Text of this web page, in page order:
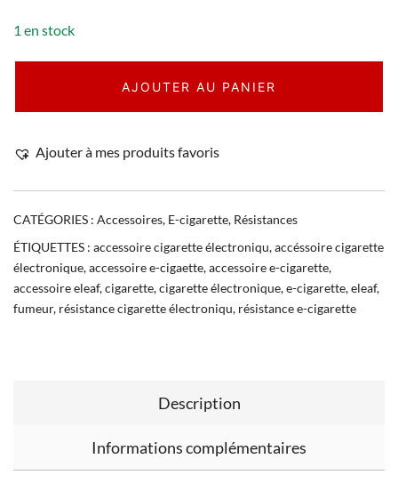
1 en stock
AJOUTER AU PANIER
Ajouter à mes produits favoris
CATÉGORIES : Accessoires, E-cigarette, Résistances
ÉTIQUETTES : accessoire cigarette électroniqu,accéssoire cigarette
électronique,accessoire e-cigaette,accessoire e-cigarette,
accessoire eleaf,cigarette,cigarette électronique,e-cigarette,eleaf,
fumeur, résistance cigarette électroniqu, résistance e-cigarette
Description
Informations complémentaires